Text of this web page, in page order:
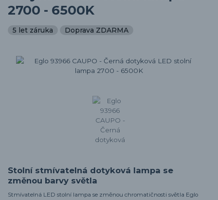
2700 - 6500K
5 let záruka Doprava ZDARMA
Stolní stmívatelná dotyková lampa se
změnou barvy světla
Stmívatelná LED stolní lampa se změnou chromatičnosti světla Eglo